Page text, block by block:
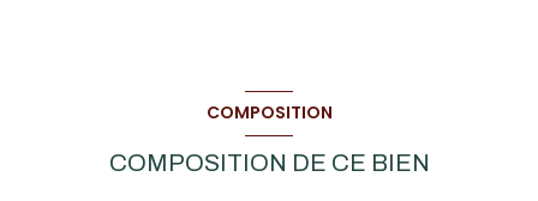
COMPOSITION
COMPOSITION DE CE BIEN